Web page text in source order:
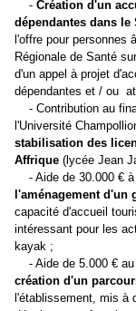
- Création d'un
dépendantes dans le
l'offre pour personnes
Régionale de Santé
d'un appel à projet
dépendantes et / ou
- Contribution au
l'Université
stabilisation des
Affrique (lycée Jean
- Aide de 30.000 € à
l'aménagement d'un
capacité d'accueil
intéressant pour les
kayak ;
- Aide de 5.000 € au
création d'un
l'établissement, mis à